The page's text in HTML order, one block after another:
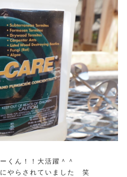
くん！！大活躍＾＾
やらされていました 笑